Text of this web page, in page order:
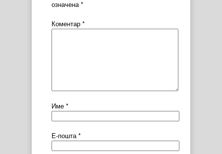
означена *
Коментар *
Име *
Е-пошта*